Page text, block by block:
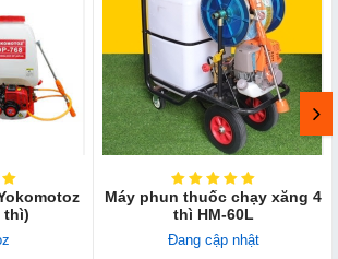
thì)
Máy phun thuốc chạy xăng 4
thì HM-60L
Đang cập nhật